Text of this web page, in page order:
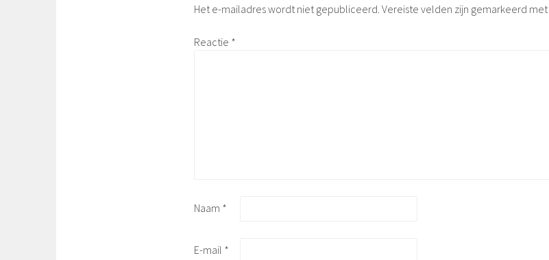
Het e-mailadres wordt niet gepubliceerd. Vereiste velden zijn gemarkeerd met
Reactie *
Naam *
E-mail *